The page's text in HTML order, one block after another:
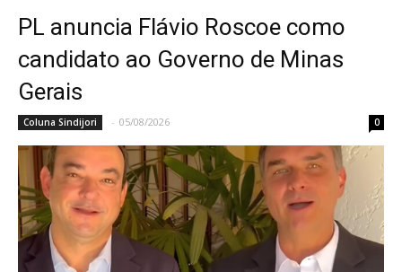
PL anuncia Flávio Roscoe como
candidato ao Governo de Minas
Gerais
Coluna Sindijori - 05/08/2026 0